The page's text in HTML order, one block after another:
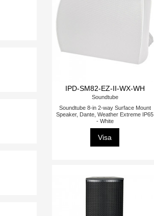
IPD-SM82-EZ-II-WX-WH
Soundtube
Soundtube 8-in 2-way Surface Mount
Speaker, Dante, Weather Extreme IP65
- White
Visa